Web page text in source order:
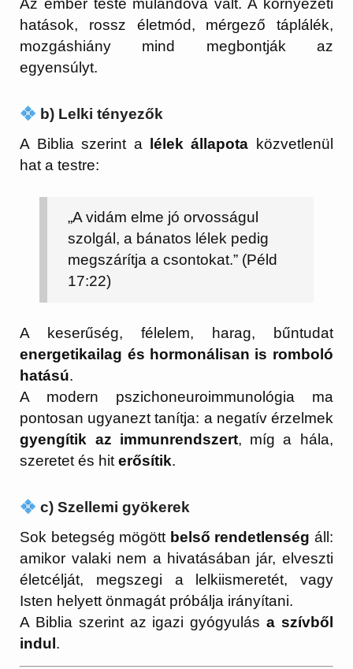
Az ember teste mulandóvá vált. A környezeti
hatások, rossz életmód, mérgező táplálék,
mozgáshiány mind megbontják az
egyensúlyt.
b) Lelki tényezők
A Biblia szerint a
lélek állapota közvetlenül
hat a testre:
„A vidám elme jó orvosságul
szolgál, a bánatos lélek pedig
megszárítja a csontokat.” (Péld
17:22)
A keserűség, félelem, harag, bűntudat
energetikailag és hormonálisan is romboló
hatású.
A modern pszichoneuroimmunológia ma
pontosan ugyanezt tanítja: a negatív érzelmek
gyengítik az immunrendszert, míg a hála,
szeretet és hiterősítik.
c) Szellemi gyökerek
Sok betegség mögött belső rendetlenség áll:
amikor valaki nem a hivatásában jár, elveszti
életcélját, megszegi a lelkiismeretét, vagy
Isten helyett önmagát próbálja irányítani.
A Biblia szerint az igazi gyógyulása szívből
indul .